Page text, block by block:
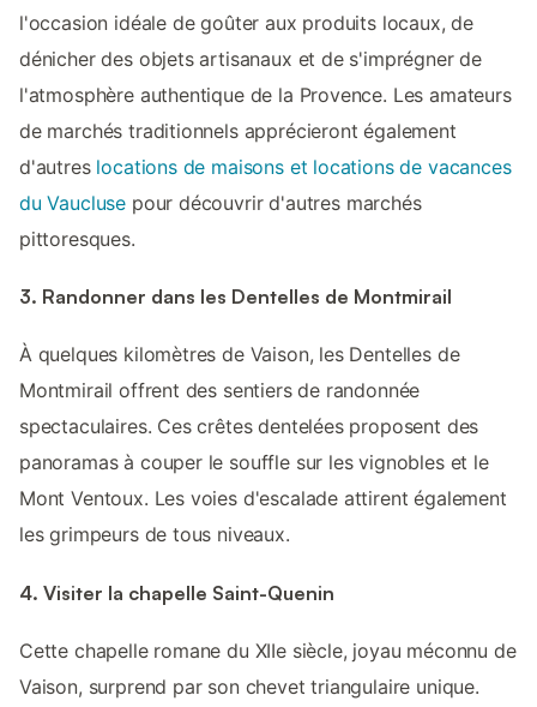
l'occasion idéale de goûter aux produits locaux, de
dénicher des objets artisanaux et de s'imprégner de
l'atmosphère authentique de la Provence. Les amateurs
de marchés traditionnels apprécieront également
d'autres locations de maisons et locations de vacances
du Vaucluse pour découvrir d'autres marchés
pittoresques.
3. Randonner dans les Dentelles de Montmirail
À quelques kilomètres de Vaison, les Dentelles de
Montmirail offrent des sentiers de randonnée
spectaculaires. Ces crêtes dentelées proposent des
panoramas à couper le souffle sur les vignobles et le
Mont Ventoux. Les voies d'escalade attirent également
les grimpeurs de tous niveaux.
4. Visiter la chapelle Saint-Quenin
Cette chapelle romane du XIIe siècle, joyau méconnu de
Vaison, surprend par son chevet triangulaire unique.